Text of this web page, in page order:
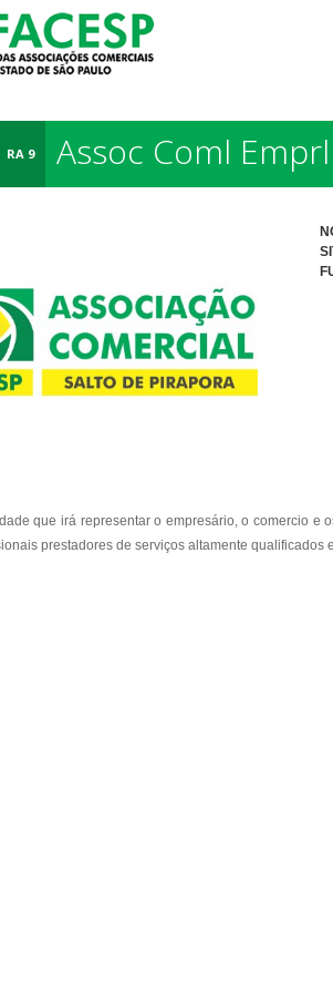
RA 9 Assoc Coml
que irá representar o empresário, o comercio
prestadores de serviços altamente